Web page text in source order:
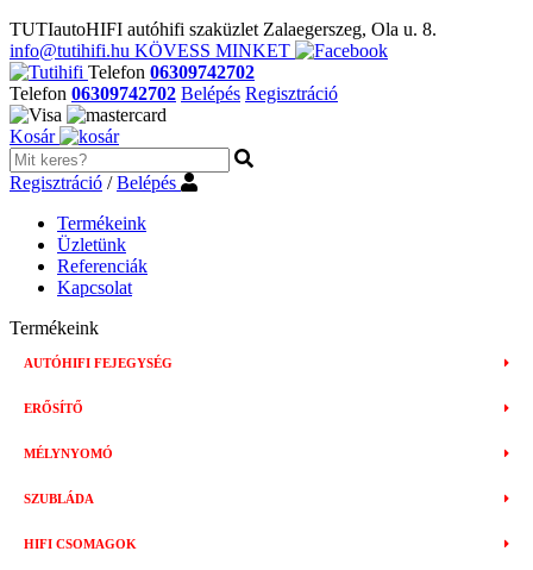
TUTIautoHIFI autóhifi szaküzlet Zalaegerszeg, Ola u. 8.
info@tutihifi.hu KÖVESS MINKET
Telefon 06309742702
Telefon 06309742702 Belépés Regisztráció
Kosár
Regisztráció /Belépés
Termékeink
Üzletünk
Referenciák
Kapcsolat
Termékeink
AUTÓHIFI FEJEGYSÉG
ERŐSÍTŐ
MÉLYNYOMÓ
SZUBLÁDA
HIFI CSOMAGOK